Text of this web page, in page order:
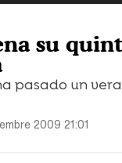
su
pasado un
2009 21:01